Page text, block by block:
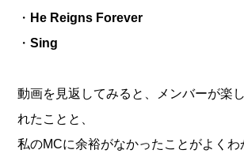
・ He Reigns Forever
・Sing
動画を見返してみると、メンバーが楽
れたことと、
私のMCに余裕がなかったことがよくわ